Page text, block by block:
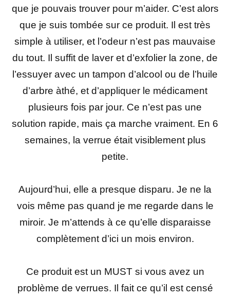
que je pouvais trouver pour m’aider. C’est alors
que je suis tombée sur ce produit. Il est très
simple à utiliser, et l’odeur n’est pas mauvaise
du tout. Il suffit de laver et d’exfolier la zone, de
l’essuyer avec un tampon d’alcool ou de l’huile
d’arbre àthé, et d’appliquer le médicament
plusieurs fois par jour. Ce n’est pas une
solution rapide, mais ça marche vraiment. En 6
semaines, la verrue était visiblement plus
petite.
Aujourd’hui, elle a presque disparu. Je ne la
vois même pas quand je me regarde dans le
miroir. Je m’attends à ce qu’elle disparaisse
complètement d’ici un mois environ.
Ce produit est un MUST si vous avez un
problème de verrues. Il fait ce qu’il est censé